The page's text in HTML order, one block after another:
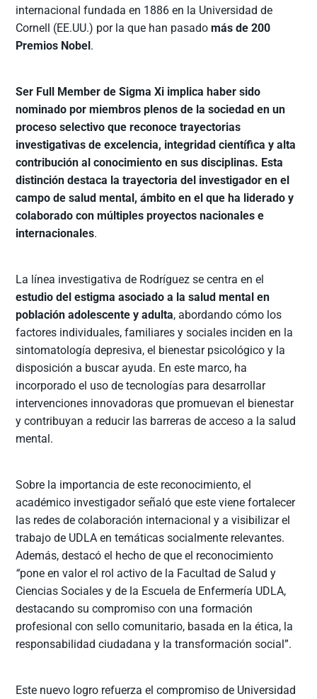
internacional fundada en 1886 en la Universidad de
Cornell (EE.UU.) por la que han pasadomás de 200
Premios Nobel.
Ser Full Member de Sigma Xi implica haber sido
nominado por miembros plenos de la sociedad en un
proceso selectivo que reconoce trayectorias
investigativas de excelencia, integridad científica y alta
contribución al conocimiento en sus disciplinas. Esta
distinción destaca la trayectoria del investigador en el
campo de salud mental, ámbito en el que ha liderado y
colaborado con múltiples proyectos nacionales e
internacionales.
La línea investigativa de Rodríguez se centra en el
estudio del estigma asociado a la salud mental en
población adolescente y adulta, abordando cómo los
factores individuales, familiares y sociales inciden en la
sintomatología depresiva, el bienestar psicológico y la
disposición a buscar ayuda. En este marco, ha
incorporado el uso de tecnologías para desarrollar
intervenciones innovadoras que promuevan el bienestar
y contribuyan a reducir las barreras de acceso a la salud
mental.
Sobre la importancia de este reconocimiento, el
académico investigador señaló que este viene fortalecer
las redes de colaboración internacional y a visibilizar el
trabajo de UDLA en temáticas socialmente relevantes.
Además, destacó el hecho de que el reconocimiento
“pone en valor el rol activo de la Facultad de Salud y
Ciencias Sociales y de la Escuela de Enfermería UDLA,
destacando su compromiso con una formación
profesional con sello comunitario, basada en la ética, la
responsabilidad ciudadana y la transformación social”.
Este nuevo logro refuerza el compromiso de Universidad